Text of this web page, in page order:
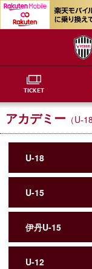
TICKET
アカデミー （U-
U-18
U-15
伊丹U-15
U-12